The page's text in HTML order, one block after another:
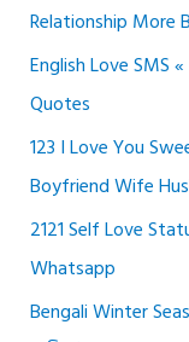
Relationship More
English Love SMS
Quotes
123 I Love You
Boyfriend Wife
2121 Self Love
Whatsapp
Bengali Winter